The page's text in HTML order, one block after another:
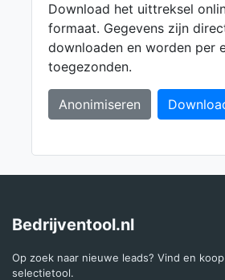
Download het uittreksel
formaat. Gegevens zijn
downloaden en worden per
toegezonden.
Anonimiseren
Bedrijventool.nl
Op zoek naar nieuwe leads? Vind en
selectietool.